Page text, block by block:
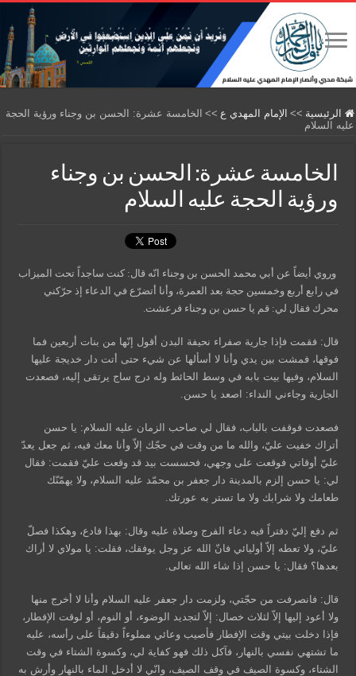
الرئيسية >> الإمام المهدي ع >> الخامسة عشرة: الحسن بن وجناء ورؤية الحجة
عليه السلام
الخامسة عشرة: الحسن بن وجناء
ورؤية الحجة عليه السلام
وروي أيضاً عن أبي محمد الحسن بن وجناء انّه قال: كنت ساجداً تحت الميزاب
في رابع أربع وخمسين حجة بعد العمرة، وأنا أتضرّع في الدعاء إذ حرّكني
محرك فقال لي: قم يا حسن بن وجناء فرعشت.
قال: فقمت فإذا جارية صفراء نحيفة البدن أقول إنّها من بنات أربعين فما
فوقها، فمشت بين يدي وأنا لا أسألها عن شيء حتى أتت دار خديجة عليها
السلام، وفيها بيت بابه في وسط الحائط وله درج ساج يرتقى إليه، فصعدت
الجارية وجاءني النداء: اصعد يا حسن.
فصعدت فوقفت بالباب، فقال لي صاحب الزمان عليه السلام: يا حسن
أتراك خفيت عليّ، والله ما من وقت في حجّك إلاّ وأنا معك فيه، ثم جعل يعدّ
عليّ أوقاتي فوقعت على وجهي، فحسست بيد قد وقعت عليّ فقمت: فقال
لي: يا حسن إلزم بالمدينة دار جعفر بن محمّد عليه السلام، ولا يهمّنّك
طعامك ولا شرابك ولا ما تستر به عورتك.
ثم دفع إليّ دفتراً فيه دعاء الفرج وصلاة عليه وقال: بهذا فادع، وهكذا فصلّ
عليّ، ولا تعطه إلاّ أوليائي فانّ الله عز وجل يوفقك، فقلت: يا مولاي لا أراك
بعدها؟ فقال: يا حسن إذا شاء الله تعالى.
قال: فانصرفت من حجّتي، ولزمت دار جعفر عليه السلام وأنا لا أخرج منها
ولا أعود إليها إلاّ لثلاث خصال: إلاّ لتجديد الوضوء، أو النوم، أو لوقت الإفطار،
فإذا دخلت بيتي وقت الإفطار فأصيب وعائي مملوءاً دقيقاً على رأسه، عليه
ما تشتهي نفسي بالنهار، فآكل ذلك فهو كفاية لي، وكسوة الشتاء في وقت
الشتاء، وكسوة الصيف في وقف الصيف، وانّي لا أدخل الماء بالنهار وأرش به